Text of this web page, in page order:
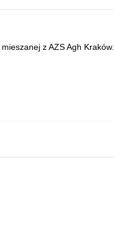
z AZS Agh Kraków.